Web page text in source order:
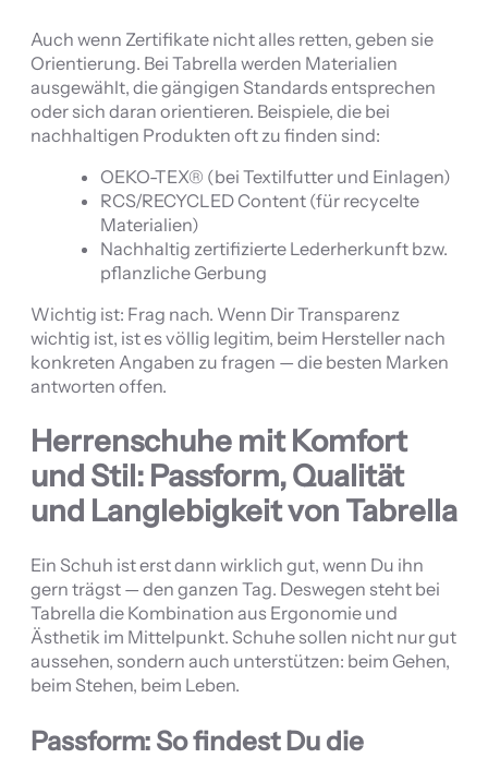
Auch wenn Zertifikate nicht alles retten, geben sie
Orientierung. Bei Tabrella werden Materialien
ausgewählt, die gängigen Standards entsprechen
oder sich daran orientieren. Beispiele, die bei
nachhaltigen Produkten oft zu finden sind:
OEKO-TEX® (bei Textilfutter und Einlagen)
RCS/RECYCLED Content (für recycelte
Materialien)
Nachhaltig zertifizierte Lederherkunft bzw.
pflanzliche Gerbung
Wichtig ist: Frag nach. Wenn Dir Transparenz
wichtig ist, ist es völlig legitim, beim Hersteller nach
konkreten Angaben zu fragen — die besten Marken
antworten offen.
Herrenschuhe mit Komfort
und Stil: Passform, Qualität
und Langlebigkeit von Tabrella
Ein Schuh ist erst dann wirklich gut, wenn Du ihn
gern trägst — den ganzen Tag. Deswegen steht bei
Tabrella die Kombination aus Ergonomie und
Ästhetik im Mittelpunkt. Schuhe sollen nicht nur gut
aussehen, sondern auch unterstützen: beim Gehen,
beim Stehen, beim Leben.
Passform: So findest Du die